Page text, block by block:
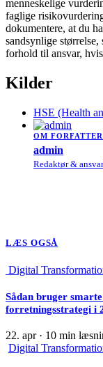
menneskelige
faglige
dokumentere, at du
sandsynlige
forhold til ansvar,
Kilder
HSE (Health
OM
admin
Redaktør &
LÆS OGSÅ
Digital
Sådan bruger
forretningsstrategi i
22. apr · 10 min
Digital